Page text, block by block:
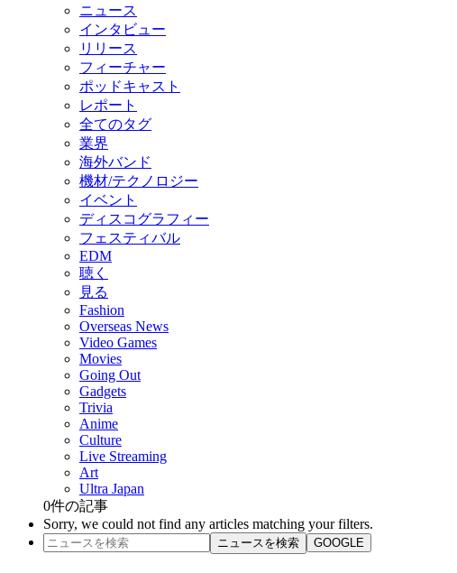
ニュース
インタビュー
リリース
フィーチャー
ポッドキャスト
レポート
全てのタグ
業界
海外バンド
機材/テクノロジー
イベント
ディスコグラフィー
フェスティバル
EDM
聴く
見る
Fashion
Overseas News
Video Games
Movies
Going Out
Gadgets
Trivia
Anime
Culture
Live Streaming
Art
Ultra Japan
0件の記事
Sorry, we could not find any articles matching your filters.
ニュースを検索 GOOGLE